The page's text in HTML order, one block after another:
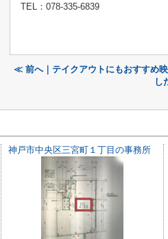
TEL：078-335-6839
≪ 前へ｜テイクアウトにもおすすめ
し
神戸市中央区三宮町１丁目の事務所